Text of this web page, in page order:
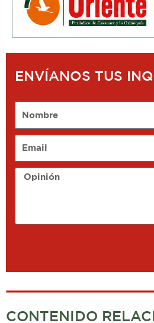
ENVÍANOS TUS
Opinión
CONTENIDO